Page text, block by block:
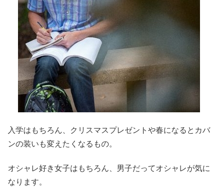
入学はもちろん、クリスマスプレゼントや春になるとカバ
ンの装いも変えたくなるもの。
オシャレ好き女子はもちろん、男子だってオシャレが気に
なります。